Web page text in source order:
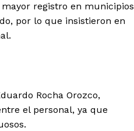
registro en municipios
por lo que insistieron en
Rocha Orozco,
el personal, ya que